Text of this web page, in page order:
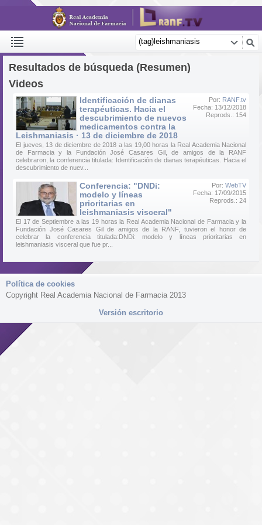
Resultados de búsqueda (Resumen)
Videos
Por: RANF.tv
Fecha: 13/12/2018
Reprods.: 154
Identificación de dianas
terapéuticas. Hacia el
descubrimiento de nuevos
medicamentos contra la
Leishmaniasis · 13 de diciembre de 2018
El jueves, 13 de diciembre de 2018 a las 19,00 horas la Real Academia Nacional
de Farmacia y la Fundación José Casares Gil, de amigos de la RANF
celebraron, la conferencia titulada: Identificación de dianas terapéuticas. Hacia el
descubrimiento de nuev...
Por: WebTV
Fecha: 17/09/2015
Reprods.: 24
Conferencia: "DNDi:
modelo y líneas
prioritarias en
leishmaniasis visceral"
El 17 de Septiembre a las 19 horas la Real Academia Nacional de Farmacia y la
Fundación José Casares Gil de amigos de la RANF, tuvieron el honor de
celebrar la conferencia titulada:DNDi: modelo y líneas prioritarias en
leishmaniasis visceral que fue pr...
Política de cookies
Copyright Real Academia Nacional de Farmacia 2013
Versión escritorio